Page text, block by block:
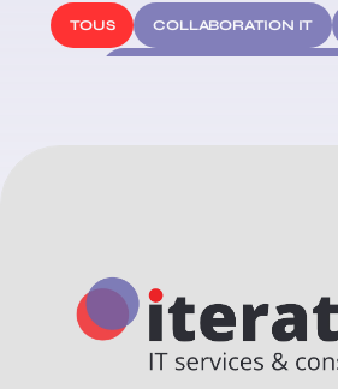
COLLABORATION IT
TOUS